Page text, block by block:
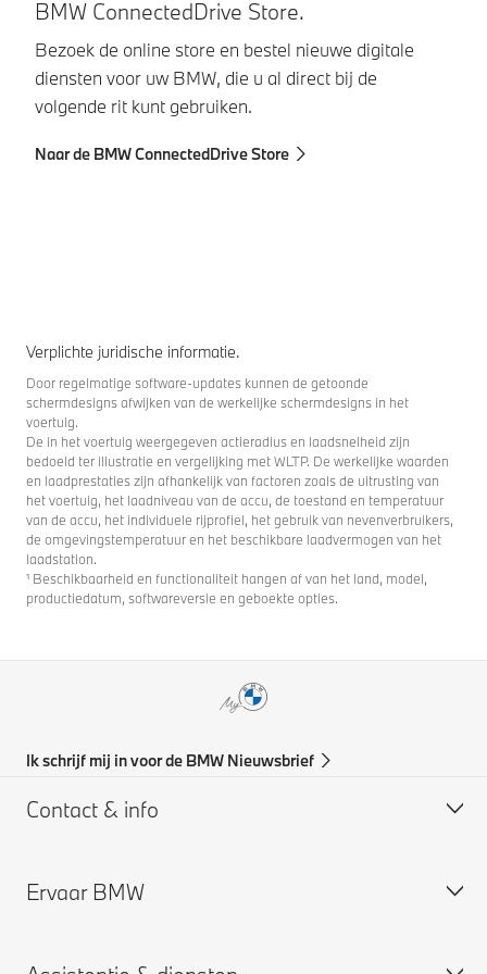
BMW ConnectedDrive Store.
Bezoek de online store en bestel nieuwe digitale
diensten voor uw BMW, die u al direct bij de
volgende rit kunt gebruiken.
Naar de BMW ConnectedDrive Store
Verplichte juridische informatie.
Door regelmatige software-updates kunnen de getoonde
schermdesigns afwijken van de werkelijke schermdesigns in het
voertuig.
De in het voertuig weergegeven actieradius en laadsnelheid zijn
bedoeld ter illustratie en vergelijking met WLTP. De werkelijke waarden
en laadprestaties zijn afhankelijk van factoren zoals de uitrusting van
het voertuig, het laadniveau van de accu, de toestand en temperatuur
van de accu, het individuele rijprofiel, het gebruik van nevenverbruikers,
de omgevingstemperatuur en het beschikbare laadvermogen van het
laadstation.
¹ Beschikbaarheid en functionaliteit hangen af van het land, model,
productiedatum, softwareversie en geboekte opties.
Ik schrijf mij in voor de BMW Nieuwsbrief
Contact & info
Support & Contact
Ervaar BMW